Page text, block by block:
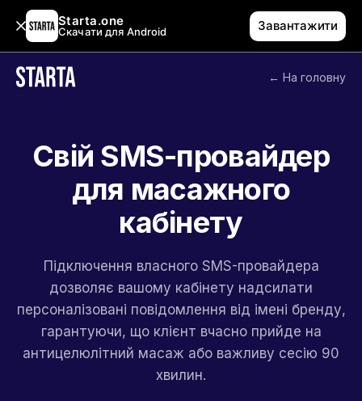
Starta.one
Скачати для Android Завантажити
← На головну
Свій SMS-провайдер
для масажного
кабінету
Підключення власного SMS-провайдера
дозволяє вашому кабінету надсилати
персоналізовані повідомлення від імені бренду,
гарантуючи, що клієнт вчасно прийде на
антицелюлітний масаж або важливу сесію 90
хвилин.